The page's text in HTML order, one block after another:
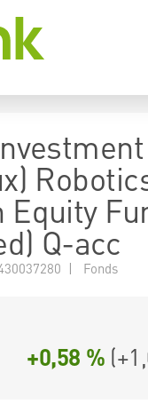
Q-acc
| Fonds
+0,58 % (